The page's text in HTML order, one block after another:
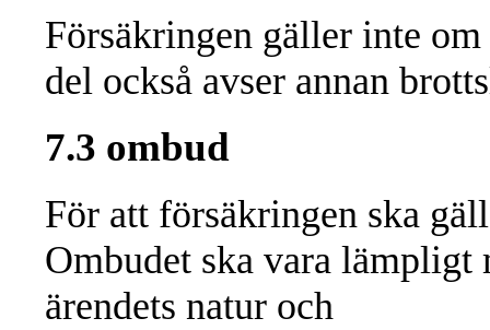
Försäkringen gäller inte
del också avser annan
7.3 ombud
För att försäkringen ska
Ombudet ska vara
ärendets natur och